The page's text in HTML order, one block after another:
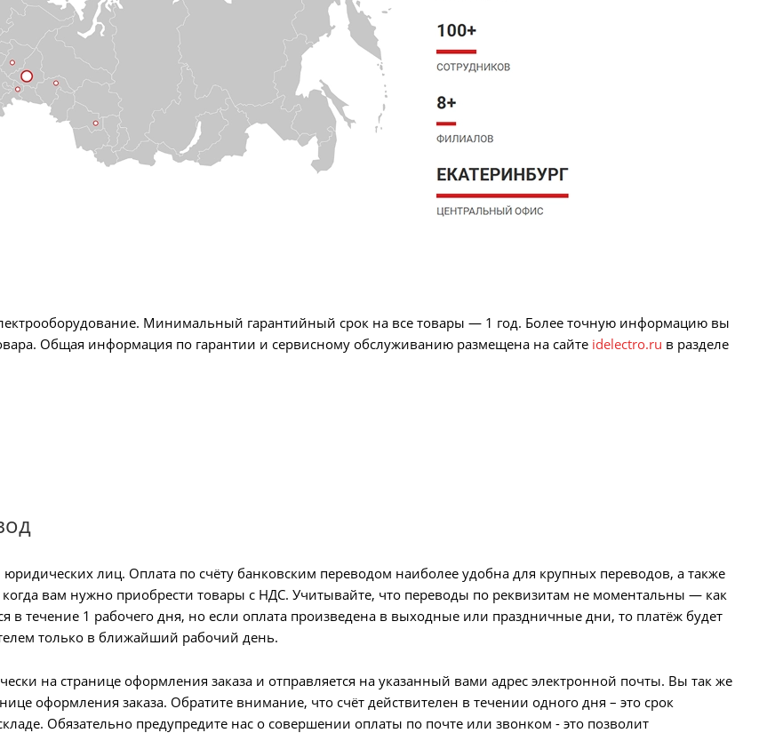
Минимальный гарантийный срок на все товары — 1 год. Более точную информацию вы
Общая информация по гарантии и сервисному обслуживанию размещена на сайте idelectro.ru в разделе
лиц. Оплата по счёту банковским переводом наиболее удобна для крупных переводов, а также
когда вам нужно приобрести товары с НДС. Учитывайте, что переводы по реквизитам не моментальны — как
в течение 1 рабочего дня, но если оплата произведена в выходные или праздничные дни, то платёж будет
только в ближайший рабочий день.
на странице оформления заказа и отправляется на указанный вами адрес электронной почты. Вы так же
оформления заказа. Обратите внимание, что счёт действителен в течении одного дня – это срок
Обязательно предупредите нас о совершении оплаты по почте или звонком - это позволит